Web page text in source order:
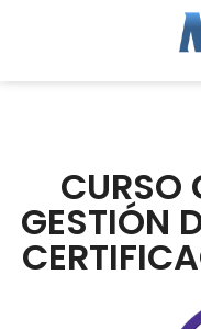
CURSO
GESTIÓN